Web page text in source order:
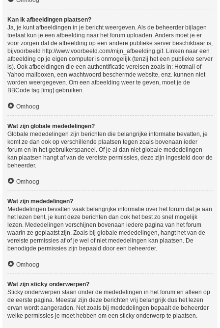
Kan ik afbeeldingen plaatsen?
Ja, je kunt afbeeldingen in je bericht weergeven. Als de beheerder bijlagen
toelaat kun je een afbeelding naar het forum uploaden. Anders moet je er
voor zorgen dat de afbeelding op een andere publieke server beschikbaar is,
bijvoorbeeld http://www.voorbeeld.com/mijn_afbeelding.gif. Linken naar een
afbeelding op je eigen computer is onmogelijk (tenzij het een publieke server
is). Ook afbeeldingen die een authentificatie vereisen zoals in: Hotmail of
Yahoo mailboxen, een wachtwoord beschermde website, enz. kunnen niet
worden weergegeven. Om een afbeelding weer te geven, moet je de
BBCode tag [img] gebruiken.
Omhoog
Wat zijn globale mededelingen?
Globale mededelingen zijn berichten die belangrijke informatie bevatten, je
komt ze dan ook op verschillende plaatsen tegen zoals bovenaan ieder
forum en in het gebruikerspaneel. Of je al dan niet globale mededelingen
kan plaatsen hangt af van de vereiste permissies, deze zijn ingesteld door de
beheerder.
Omhoog
Wat zijn mededelingen?
Mededelingen bevatten vaak belangrijke informatie over het forum dat je aan
het lezen bent, je kunt deze berichten dan ook het best zo snel mogelijk
lezen. Mededelingen verschijnen bovenaan iedere pagina van het forum
waarin ze geplaatst zijn. Zoals bij globale mededelingen, hangt het van de
vereiste permissies af of je wel of niet mededelingen kan plaatsen. De
benodigde permissies zijn bepaald door een beheerder.
Omhoog
Wat zijn sticky onderwerpen?
Sticky onderwerpen staan onder de mededelingen in het forum en alleen op
de eerste pagina. Meestal zijn deze berichten vrij belangrijk dus het lezen
ervan wordt aangeraden. Net zoals bij mededelingen bepaalt de beheerder
welke permissies je moet hebben om een sticky onderwerp te plaatsen.